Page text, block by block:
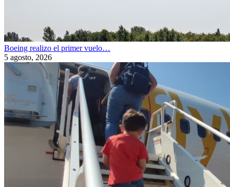
Boeing realizo el primer vuelo…
5 agosto, 2026